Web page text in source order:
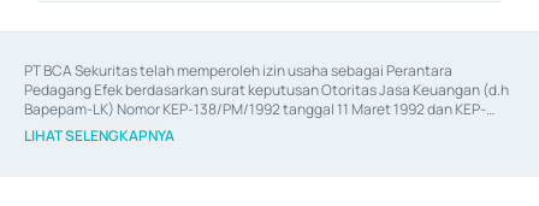
PT BCA Sekuritas telah memperoleh izin usaha sebagai Perantara
Pedagang Efek berdasarkan surat keputusan Otoritas Jasa Keuangan (d.h
Bapepam-LK) Nomor KEP-138/PM/1992 tanggal 11 Maret 1992 dan KEP-
06/D.04/2014 tanggal 28 Februari 2014, izin usaha sebagai Penjamin Emisi
Efek berdasarkan surat keputusan Otoritas Jasa Keuangan Nomor KEP-
LIHAT SELENGKAPNYA